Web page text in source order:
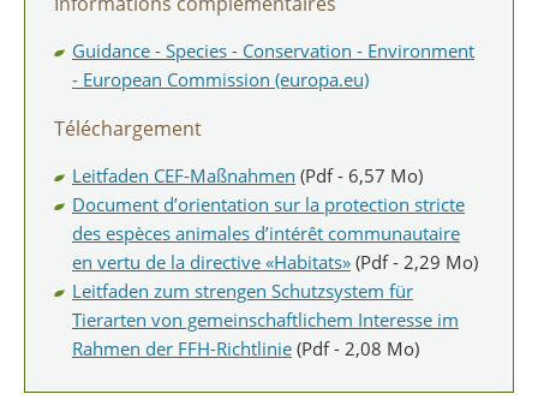
Guidance - Species - Conservation - Environment
- European Commission (europa.eu)
Téléchargement
Leitfaden CEF-Maßnahmen (Pdf - 6,57 Mo)
Document d’orientation sur la protection stricte
des espèces animales d’intérêt communautaire
en vertu de la directive «Habitats» (Pdf - 2,29 Mo)
Leitfaden zum strengen Schutzsystem für
Tierarten von gemeinschaftlichem Interesse im
Rahmen der FFH-Richtlinie (Pdf - 2,08 Mo)